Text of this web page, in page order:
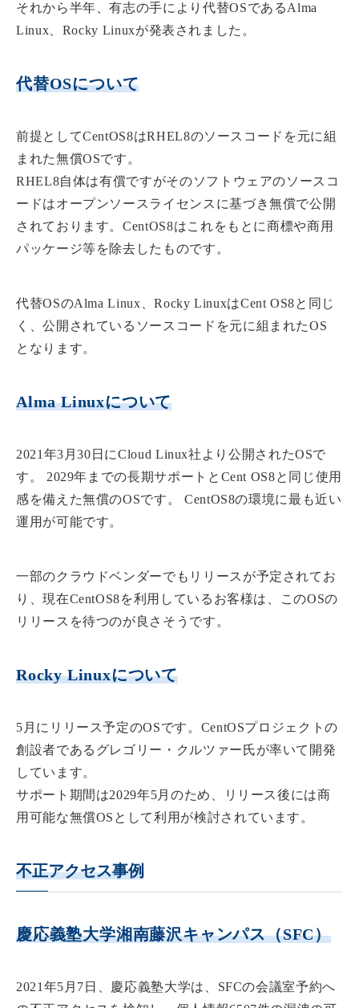
それから半年、有志の手により代替OSであるAlma
Linux、Rocky Linuxが発表されました。
代替OSについて
前提としてCentOS8はRHEL8のソースコードを元に組
まれた無償OSです。
RHEL8自体は有償ですがそのソフトウェアのソースコ
ードはオープンソースライセンスに基づき無償で公開
されております。CentOS8はこれをもとに商標や商用
パッケージ等を除去したものです。
代替OSのAlma Linux、Rocky LinuxはCent OS8と同じ
く、公開されているソースコードを元に組まれたOS
となります。
Alma Linuxについて
2021年3月30日にCloud Linux社より公開されたOSで
す。 2029年までの長期サポートとCent OS8と同じ使用
感を備えた無償のOSです。 CentOS8の環境に最も近い
運用が可能です。
一部のクラウドベンダーでもリリースが予定されてお
り、現在CentOS8を利用しているお客様は、このOSの
リリースを待つのが良さそうです。
Rocky Linuxについて
5月にリリース予定のOSです。CentOSプロジェクトの
創設者であるグレゴリー・クルツァー氏が率いて開発
しています。
サポート期間は2029年5月のため、リリース後には商
用可能な無償OSとして利用が検討されています。
不正アクセス事例
慶応義塾大学湘南藤沢キャンパス（SFC）
2021年5月7日、慶応義塾大学は、SFCの会議室予約へ